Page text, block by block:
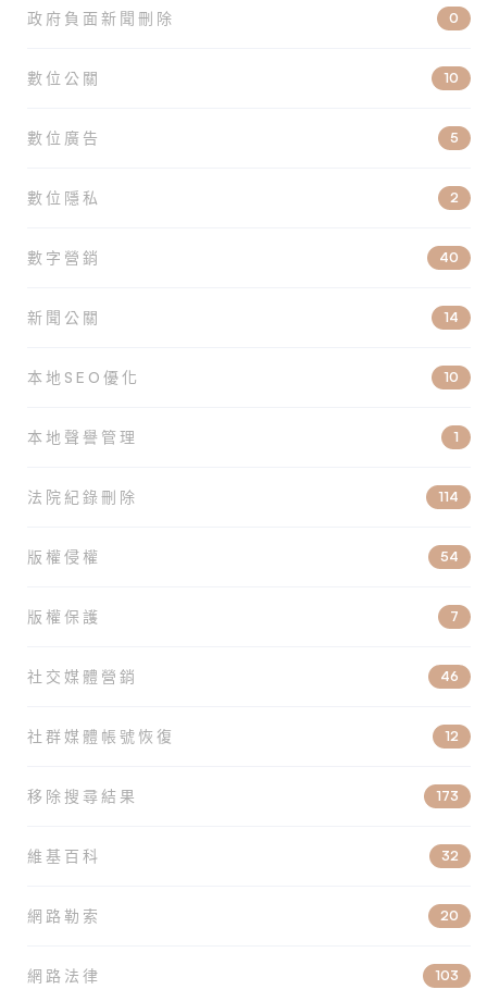
政府負面新聞刪除 0
數位公關 10
數位廣告 5
數位隱私 2
數字營銷 40
新聞公關 14
本地SEO優化 10
本地聲譽管理 1
法院紀錄刪除 114
版權侵權 54
版權保護 7
社交媒體營銷 46
社群媒體帳號恢復 12
移除搜尋結果 173
維基百科 32
網路勒索 20
網路法律 103